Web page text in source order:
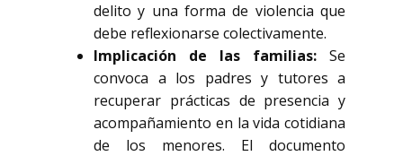
delito y una forma de violencia que
debe reflexionarse colectivamente.
Implicación de las familias: Se
convoca a los padres y tutores a
recuperar prácticas de presencia y
acompañamiento en la vida cotidiana
de los menores. El documento